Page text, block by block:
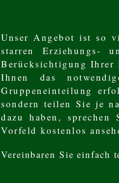
Unser Angebot ist so
starren Erziehungs-
Berücksichtigung Ihrer
Ihnen das
Gruppeneinteilung
sondern teilen Sie je
dazu haben,
Vorfeld kostenlos
Vereinbaren Sie einfach